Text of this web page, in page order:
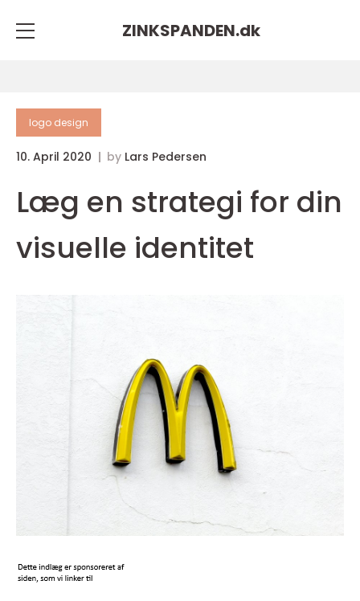
ZINKSPANDEN.dk
logo design
10. April 2020 by Lars Pedersen
Læg en strategi for din
visuelle identitet